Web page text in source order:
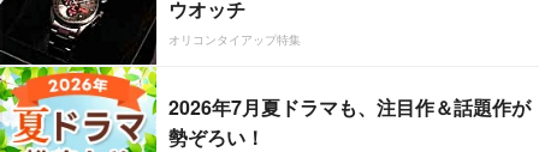
ウオッチ
オリコンタイアップ特集
2026年7月夏ドラマも、注目作＆話題作が
勢ぞろい！